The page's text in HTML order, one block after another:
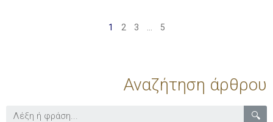
1 2 3 5
Αναζήτηση άρθρου
🔍